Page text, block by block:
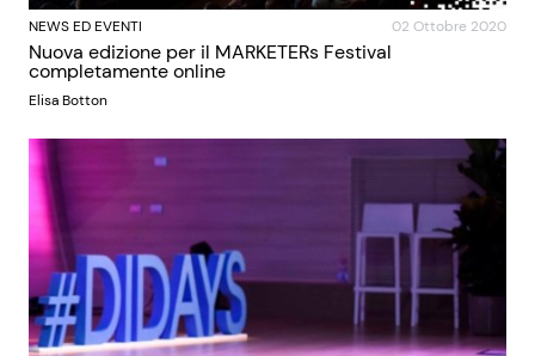
NEWS ED EVENTI 02 Ottobre 2020
Nuova edizione per il MARKETERs Festival
completamente online
Elisa Botton